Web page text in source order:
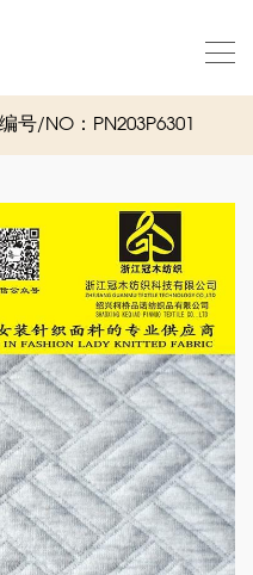
/NO：PN203P6301